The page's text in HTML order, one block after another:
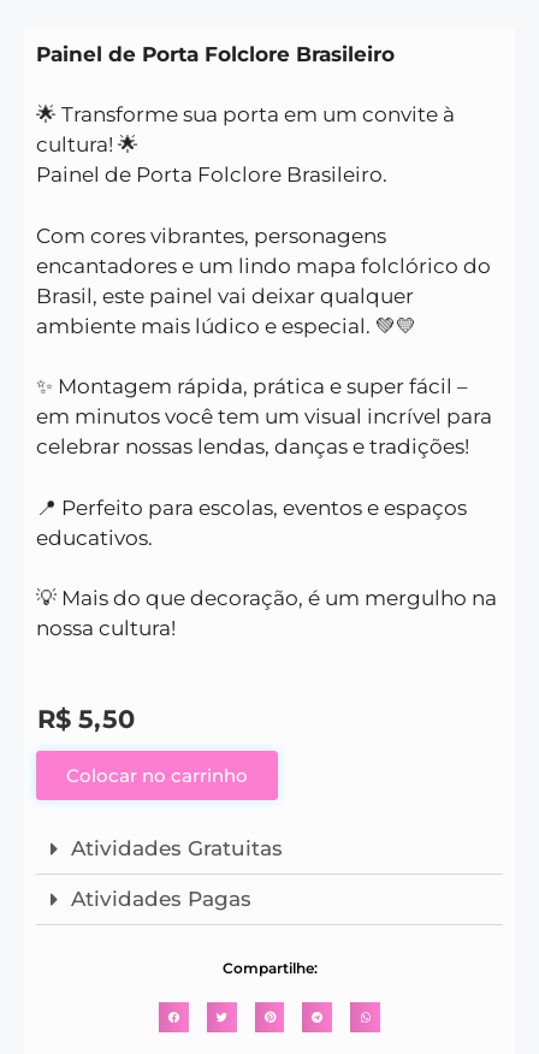
Painel de Porta Folclore Brasileiro
🌟 Transforme sua porta em um convite à
cultura! 🌟
Painel de Porta Folclore Brasileiro.
Com cores vibrantes, personagens
encantadores e um lindo mapa folclórico do
Brasil, este painel vai deixar qualquer
ambiente mais lúdico e especial. 💚💛
✨ Montagem rápida, prática e super fácil –
em minutos você tem um visual incrível para
celebrar nossas lendas, danças e tradições!
📍 Perfeito para escolas, eventos e espaços
educativos.
💡 Mais do que decoração, é um mergulho na
nossa cultura!
R$ 5,50
Colocar no carrinho
Atividades Gratuitas
Atividades Pagas
Compartilhe: